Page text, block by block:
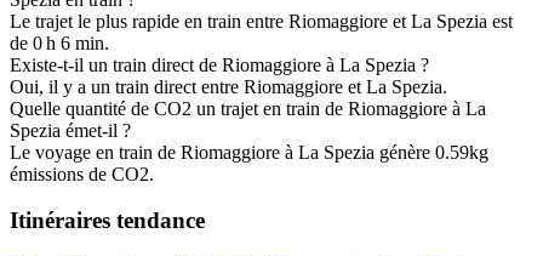
Le trajet le plus rapide en train entre Riomaggiore et La Spezia est
de 0 h 6 min.
Existe-t-il un train direct de Riomaggiore à La Spezia ?
Oui, il y a un train direct entre Riomaggiore et La Spezia.
Quelle quantité de CO2 un trajet en train de Riomaggiore à La
Spezia émet-il ?
Le voyage en train de Riomaggiore à La Spezia génère 0.59kg
émissions de CO2.
Itinéraires tendance